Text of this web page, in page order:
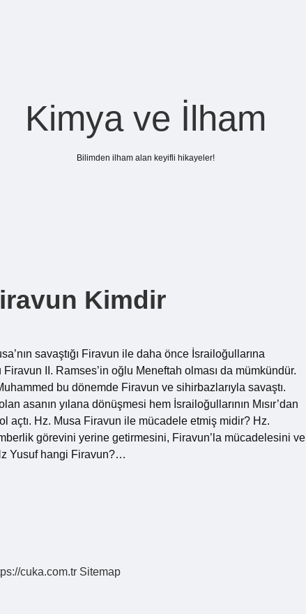
Kimya ve İlham
Bilimden ilham alan keyifli hikayeler!
Kimdir
savaştığı Firavun ile daha önce İsrailoğullarına
II. Ramses’in oğlu Meneftah olması da mümkündür.
bu dönemde Firavun ve sihirbazlarıyla savaştı.
asanın yılana dönüşmesi hem İsrailoğullarının Mısır’dan
açtı. Hz. Musa Firavun ile mücadele etmiş midir? Hz.
görevini yerine getirmesini, Firavun’la mücadelesini ve
Yusuf hangi Firavun?…
cuka.com.tr Sitemap